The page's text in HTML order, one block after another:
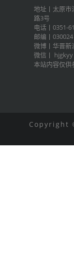
地址丨太原市
路3号
电话丨0351-
邮编丨030024
微博丨 华晋新
微信丨 hjgkyy
本站内容仅
Copyright